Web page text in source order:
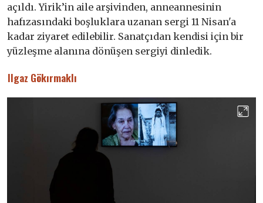
açıldı. Yirik’in aile arşivinden, anneannesinin
hafızasındaki boşluklara uzanan sergi 11 Nisan'a
kadar ziyaret edilebilir. Sanatçıdan kendisi için bir
yüzleşme alanına dönüşen sergiyi dinledik.
Ilgaz Gökırmaklı